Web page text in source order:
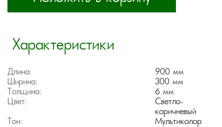
Характеристики
Длина:
900 мм
Ширина:
300 мм
Толщина:
6 мм
Цвет:
Светло-
коричневый
Тон:
Мультиколор